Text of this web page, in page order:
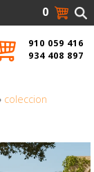
coleccion
910 059 416
934 408 897
0